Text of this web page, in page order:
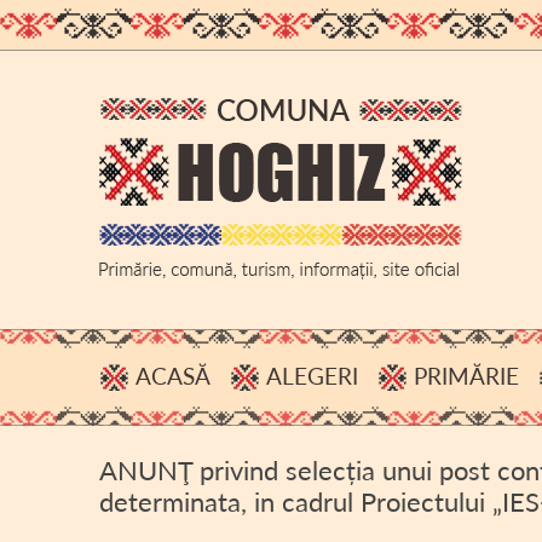
ACASĂ ALEGERI
PROCESE VERBALE,
HOTĂRÂRI B.E.C.
PRIMĂRIE
BUGET
ANUNŢ privind selecția unui post
determinata, in cadrul Proiectului